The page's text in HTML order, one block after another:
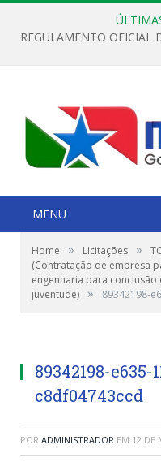
MENU
Home » Licitações »
(Contratação de empresa
engenharia para conclusão
juventude) » 89342198-
89342198-e635-
c8df04743ccd
POR ADMINISTRADOR EM 12 DE